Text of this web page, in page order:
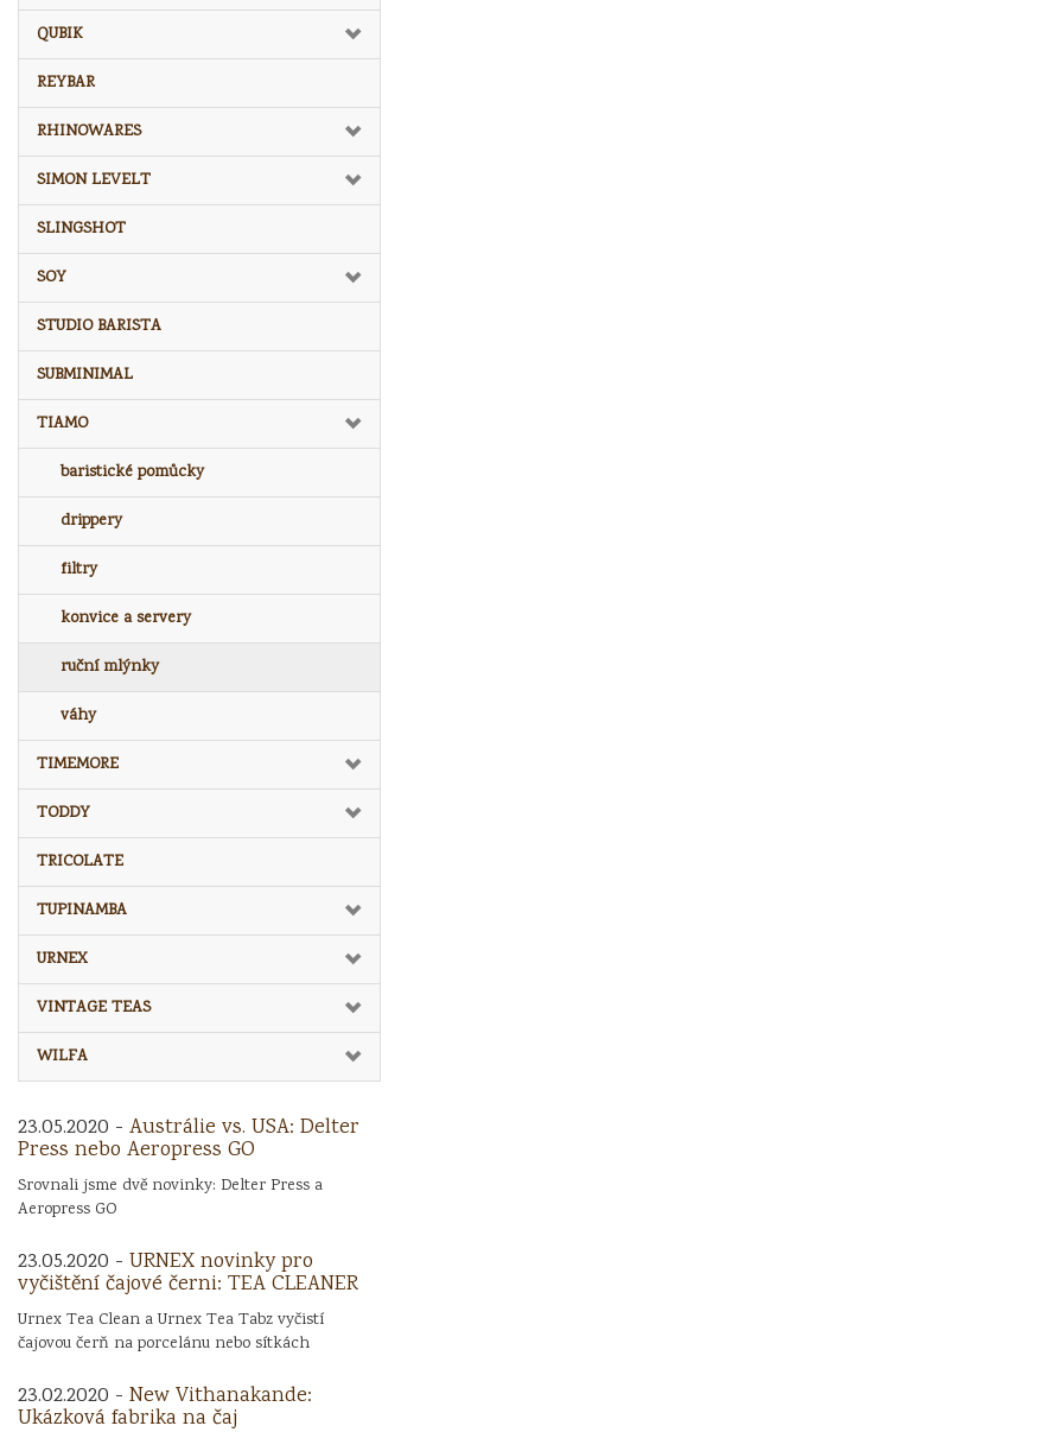
QUBIK
REYBAR
RHINOWARES
SIMON LEVELT
SLINGSHOT
SOY
STUDIO BARISTA
SUBMINIMAL
TIAMO
baristické pomůcky
drippery
filtry
konvice a servery
ruční mlýnky
váhy
TIMEMORE
TODDY
TRICOLATE
TUPINAMBA
URNEX
VINTAGE TEAS
WILFA
23.05.2020 - Austrálie vs. USA: Delter
Press nebo Aeropress GO
Srovnali jsme dvě novinky: Delter Press a
Aeropress GO
23.05.2020 - URNEX novinky pro
vyčištění čajové černi: TEA CLEANER
Urnex Tea Clean a Urnex Tea Tabz vyčistí
čajovou čerň na porcelánu nebo sítkách
23.02.2020 - New Vithanakande:
Ukázková fabrika na čaj